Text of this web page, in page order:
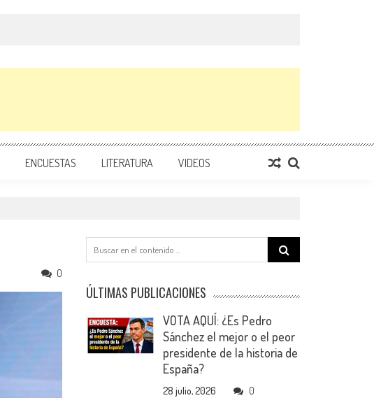
ENCUESTAS LITERATURA VIDEOS
0
Search
for:
ÚLTIMAS PUBLICACIONES
VOTA AQUÍ: ¿Es Pedro
Sánchez el mejor o el peor
presidente de la historia de
España?
28 julio, 2026 0